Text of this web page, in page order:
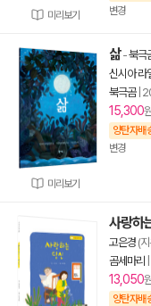
미리보기 변경
미리보기
삶-북극
신시아 라
북극곰|
15,300
양탄자배
변경
사랑하
고은경 (
곰세마리
13,050
양탄자배